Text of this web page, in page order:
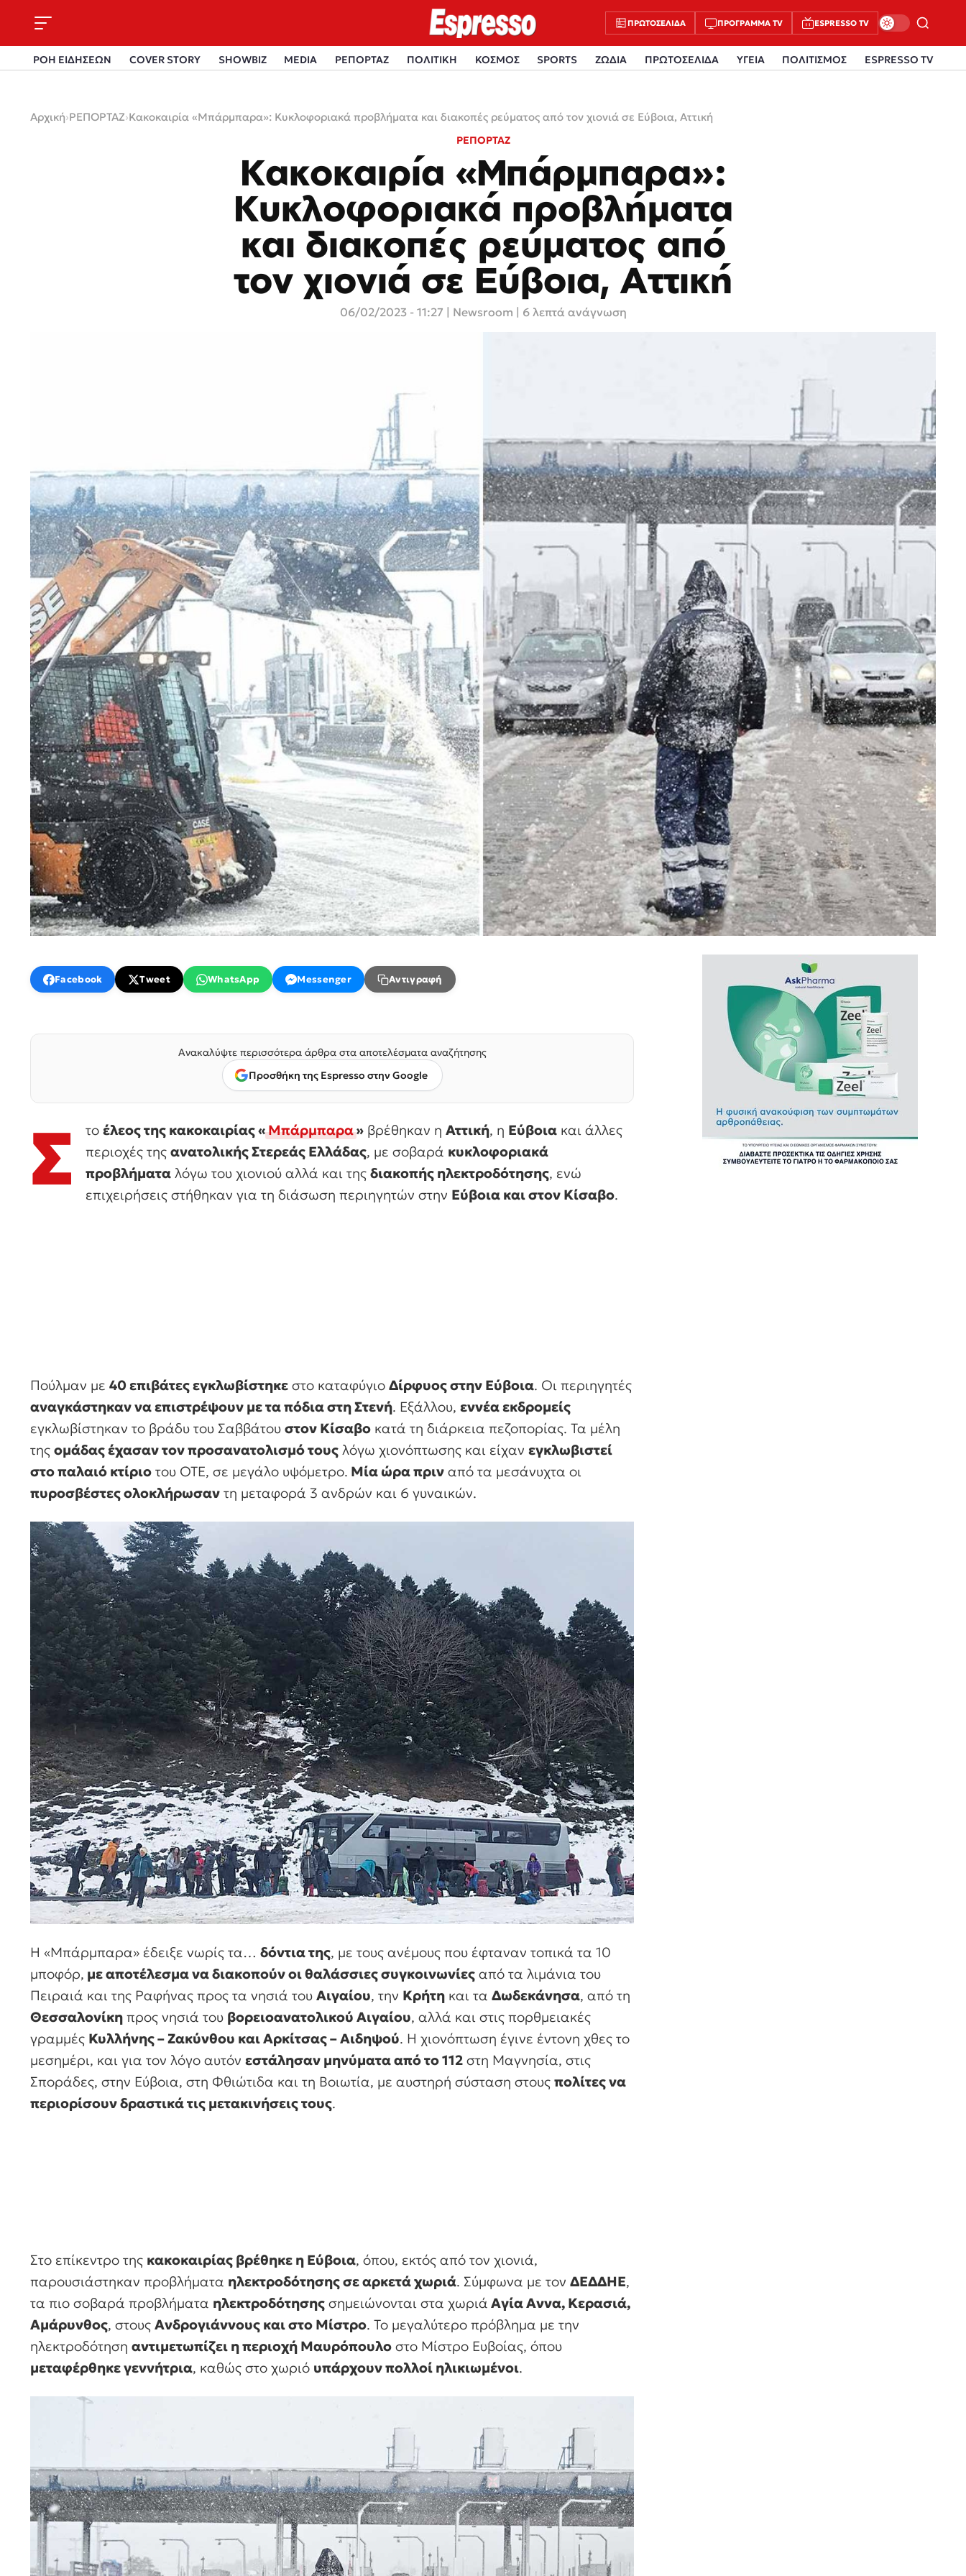
ΠΡΩΤΟΣΈΛΙΔΑ ΠΡΌΓΡΑΜΜΑ TV ESPRESSO TV
ΡΟΗ ΕΙΔΗΣΕΩΝ COVER STORY SHOWBIZ MEDIA ΡΕΠΟΡΤΑΖ ΠΟΛΙΤΙΚΗ ΚΟΣΜΟΣ SPORTS ΖΩΔΙΑ ΠΡΩΤΟΣΕΛΙΔΑ ΥΓΕΙΑ ΠΟΛΙΤΙΣΜΟΣ ESPRESSO TV
Αρχική›ΡΕΠΟΡΤΑΖ›Κακοκαιρία «Μπάρμπαρα»: Κυκλοφοριακά προβλήματα και διακοπές ρεύματος από τον χιονιά σε Εύβοια, Αττική
ΡΕΠΟΡΤΑΖ
Κακοκαιρία «Μπάρμπαρα»:
Κυκλοφοριακά προβλήματα
και διακοπές ρεύματος από
τον χιονιά σε Εύβοια, Αττική
06/02/2023 - 11:27 Newsroom | 6 λεπτά ανάγνωση
Facebook Tweet WhatsApp Messenger Αντιγραφή
Ανακαλύψτε περισσότερα άρθρα στα αποτελέσματα αναζήτησης
Προσθήκη της Espresso στην Google
Σ το έλεος της κακοκαιρίας «Μπάρμπαρα» βρέθηκαν η Αττική, η Εύβοια και άλλες
περιοχές της ανατολικής Στερεάς Ελλάδας, με σοβαρά κυκλοφοριακά
προβλήματα λόγω του χιονιού αλλά και της διακοπής ηλεκτροδότησης, ενώ
επιχειρήσεις στήθηκαν για τη διάσωση περιηγητών στην Εύβοια και στον Κίσαβο.
Πούλμαν με 40 επιβάτες εγκλωβίστηκε στο καταφύγιο Δίρφυος στην Εύβοια. Οι περιηγητές
αναγκάστηκαν να επιστρέψουν με τα πόδια στη Στενή. Εξάλλου, εννέα εκδρομείς
εγκλωβίστηκαν το βράδυ του Σαββάτου στον Κίσαβο κατά τη διάρκεια πεζοπορίας. Τα μέλη
της ομάδας έχασαν τον προσανατολισμό τους λόγω χιονόπτωσης και είχαν εγκλωβιστεί
στο παλαιό κτίριο του ΟΤΕ, σε μεγάλο υψόμετρο. Μία ώρα πριν από τα μεσάνυχτα οι
πυροσβέστες ολοκλήρωσαν τη μεταφορά 3 ανδρών και 6 γυναικών.
Η «Μπάρμπαρα» έδειξε νωρίς τα… δόντια της, με τους ανέμους που έφταναν τοπικά τα 10
μποφόρ, με αποτέλεσμα να διακοπούν οι θαλάσσιες συγκοινωνίες από τα λιμάνια του
Πειραιά και της Ραφήνας προς τα νησιά του Αιγαίου, την Κρήτη και τα Δωδεκάνησα, από τη
Θεσσαλονίκη προς νησιά του βορειοανατολικού Αιγαίου, αλλά και στις πορθμειακές
γραμμές Κυλλήνης – Ζακύνθου και Αρκίτσας – Αιδηψού. Η χιονόπτωση έγινε έντονη χθες το
μεσημέρι, και για τον λόγο αυτόν εστάλησαν μηνύματα από το 112 στη Μαγνησία, στις
Σποράδες, στην Εύβοια, στη Φθιώτιδα και τη Βοιωτία, με αυστηρή σύσταση στους πολίτες να
περιορίσουν δραστικά τις μετακινήσεις τους.
Στο επίκεντρο της κακοκαιρίας βρέθηκε η Εύβοια, όπου, εκτός από τον χιονιά,
παρουσιάστηκαν προβλήματα ηλεκτροδότησης σε αρκετά χωριά. Σύμφωνα με τον ΔΕΔΔΗΕ,
τα πιο σοβαρά προβλήματα ηλεκτροδότησης σημειώνονται στα χωριά Αγία Αννα, Κερασιά,
Αμάρυνθος, στους Ανδρογιάννους και στο Μίστρο. Το μεγαλύτερο πρόβλημα με την
ηλεκτροδότηση αντιμετωπίζει η περιοχή Μαυρόπουλο στο Μίστρο Ευβοίας, όπου
μεταφέρθηκε γεννήτρια, καθώς στο χωριό υπάρχουν πολλοί ηλικιωμένοι.